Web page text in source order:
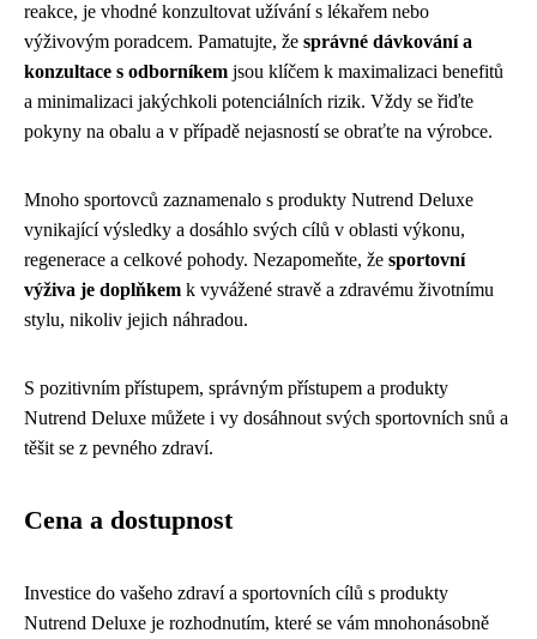
reakce, je vhodné konzultovat užívání s lékařem nebo
výživovým poradcem. Pamatujte, že správné dávkování a
konzultace s odborníkem jsou klíčem k maximalizaci benefitů
a minimalizaci jakýchkoli potenciálních rizik. Vždy se řiďte
pokyny na obalu a v případě nejasností se obraťte na výrobce.
Mnoho sportovců zaznamenalo s produkty Nutrend Deluxe
vynikající výsledky a dosáhlo svých cílů v oblasti výkonu,
regenerace a celkové pohody. Nezapomeňte, že sportovní
výživa je doplňkem k vyvážené stravě a zdravému životnímu
stylu, nikoliv jejich náhradou.
S pozitivním přístupem, správným přístupem a produkty
Nutrend Deluxe můžete i vy dosáhnout svých sportovních snů a
těšit se z pevného zdraví.
Cena a dostupnost
Investice do vašeho zdraví a sportovních cílů s produkty
Nutrend Deluxe je rozhodnutím, které se vám mnohonásobně